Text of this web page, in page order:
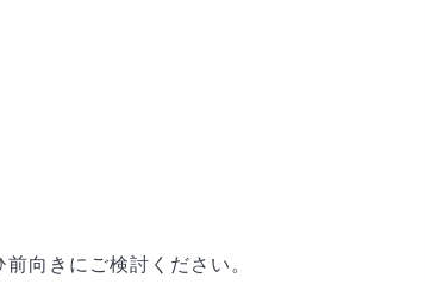
向きにご検討ください。